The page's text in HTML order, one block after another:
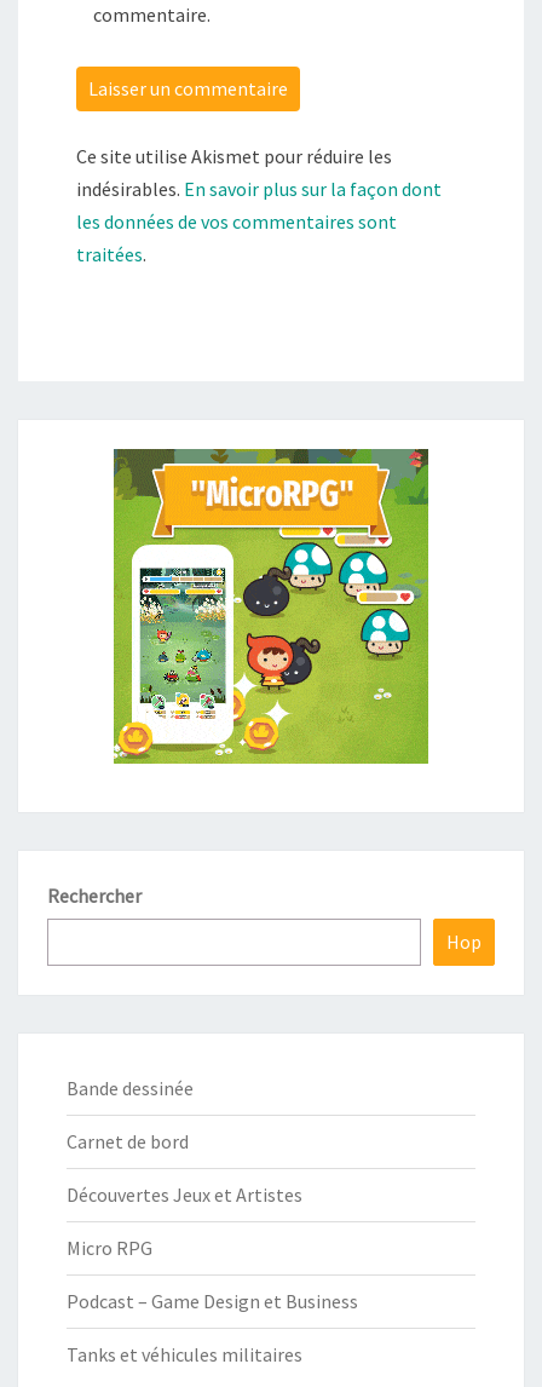
commentaire.
Ce site utilise Akismet pour réduire les
indésirables. En savoir plus sur la façon dont
les données de vos commentaires sont
traitées.
Rechercher
Hop
Bande dessinée
Carnet de bord
Découvertes Jeux et Artistes
Micro RPG
Podcast – Game Design et Business
Tanks et véhicules militaires